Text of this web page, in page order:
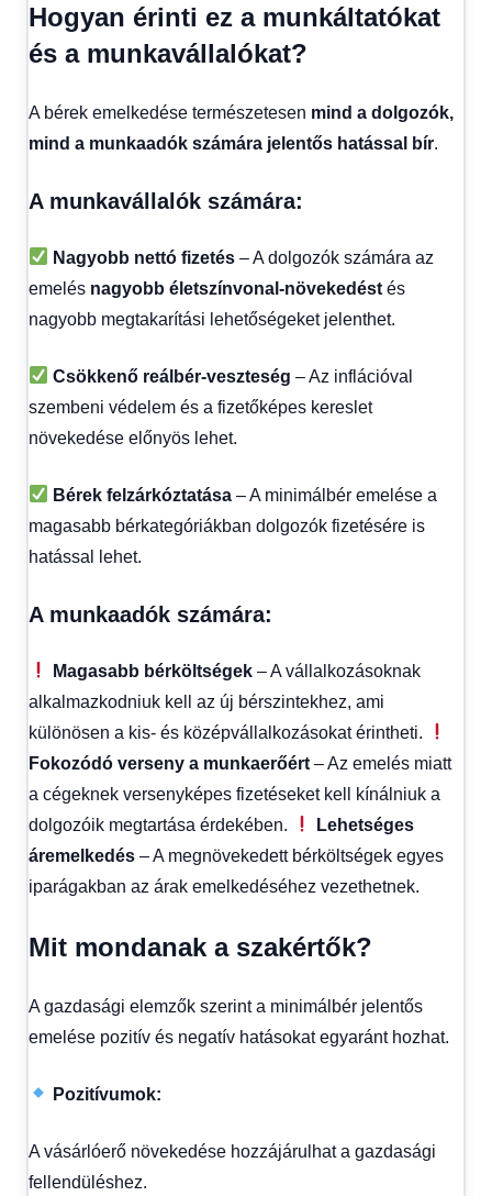
Hogyan érinti ez a munkáltatókat
és a munkavállalókat?
A bérek emelkedése természetesen mind a dolgozók,
mind a munkaadók számára jelentős hatással bír.
A munkavállalók számára:
Nagyobb nettó fizetés – A dolgozók számára az
emelés nagyobb életszínvonal-növekedést és
nagyobb megtakarítási lehetőségeket jelenthet.
Csökkenő reálbér-veszteség – Az inflációval
szembeni védelem és a fizetőképes kereslet
növekedése előnyös lehet.
Bérek felzárkóztatása – A minimálbér emelése a
magasabb bérkategóriákban dolgozók fizetésére is
hatással lehet.
A munkaadók számára:
Magasabb bérköltségek – A vállalkozásoknak
alkalmazkodniuk kell az új bérszintekhez, ami
különösen a kis- és középvállalkozásokat érintheti.
Fokozódó verseny a munkaerőért – Az emelés miatt
a cégeknek versenyképes fizetéseket kell kínálniuk a
dolgozóik megtartása érdekében.
Lehetséges
áremelkedés – A megnövekedett bérköltségek egyes
iparágakban az árak emelkedéséhez vezethetnek.
Mit mondanak a szakértők?
A gazdasági elemzők szerint a minimálbér jelentős
emelése pozitív és negatív hatásokat egyaránt hozhat.
Pozitívumok:
A vásárlóerő növekedése hozzájárulhat a gazdasági
fellendüléshez.